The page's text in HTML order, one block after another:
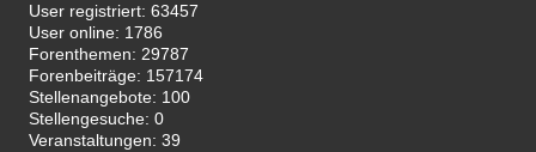
User registriert:63457
User online: 1786
Forenthemen: 29787
Forenbeiträge: 157174
Stellenangebote: 100
Stellengesuche:0
Veranstaltungen:39